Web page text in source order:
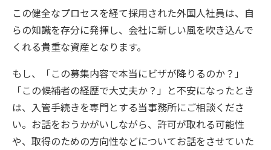
この健全なプロセスを経て採用された外国人社員は、自
らの知識を存分に発揮し、会社に新しい風を吹き込んで
くれる貴重な資産となります。
もし、「この募集内容で本当にビザが降りるのか？」
「この候補者の経歴で大丈夫か？」と不安になったとき
は、入管手続きを専門とする当事務所にご相談くださ
い。お話をおうかがいしながら、許可が取れる可能性
や、取得のための方向性などについてお話をさせていた